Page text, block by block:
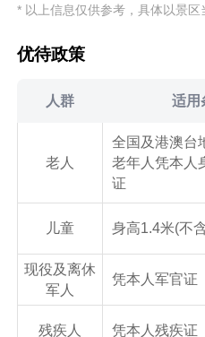
* 以上信息仅供参考，具体以景
优待政策
人群 适用
老人
全国及港澳台
老年人凭本人
证
儿童 身高1.4米(不
现役及离休
军人
凭本人军官证
残疾人 凭本人残疾证